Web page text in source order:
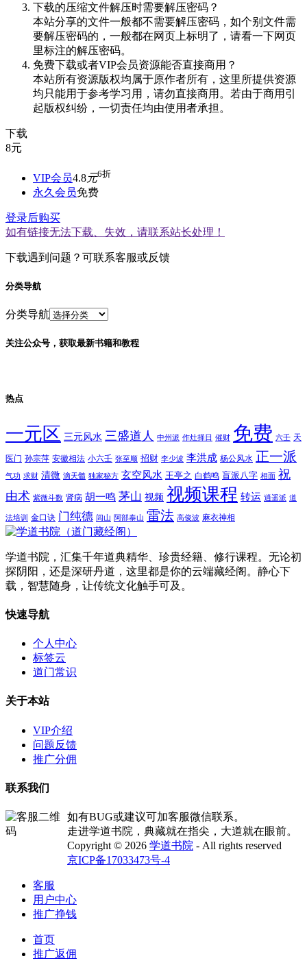
下载的压缩文件解压时需要解压密码？
本站分享的文件一般都不需要解压密码，如个别文件需
要解压密码的，一般都在网页上标明了，请看一下网页
里标注的解压密码。
免费下载或者VIP会员资源能否直接商用？
本站所有资源版权均属于原作者所有，这里所提供资源
均只能用于参考学习用，请勿直接商用。若由于商用引
起版权纠纷，一切责任均由使用者承担。
下载
8元
VIP会员4.8元6折
永久会员免费
登录后购买
如有链接无法下载、失效，请联系站长处理！
下载遇到问题？可联系客服或反馈
分类导航
分类导航
关注公众号，获取最新书籍和教程
热点
一元区 三元风水 三盛道人 中州派 作灶择日 催财 免费 六壬 天
医门 孙宗萍 安徽相法 小六壬 张至顺 招财 李少波 李洪成 杨公风水 正一派
气功 求财 清微 滴天髓 独家秘方 玄空风水 王亭之 白鹤鸣 盲派八字 相面 祝
由术 紫微斗数 肾病 胡一鸣 茅山 视频 视频课程 转运 逍遥派 道
法培训 金口诀 门纯德 闾山 阿部泰山 雷法 高俊波 麻衣神相
学道书院，汇集千年道典精华、珍贵经籍、修行课程。无论初
探阴阳，还是深研丹道，这里都是你的云端藏经阁。静心下
载，智慧随身，让传统文化触手可及。
快速导航
个人中心
标签云
道门常识
关于本站
VIP介绍
问题反馈
推广分佣
联系我们
如有BUG或建议可加客服微信联系。
走进学道书院，典藏就在指尖，大道就在眼前。
Copyright © 2026 学道书院 - All rights reserved
京ICP备17033473号-4
客服
用户中心
推广挣钱
首页
推广返佣